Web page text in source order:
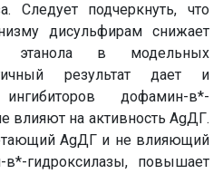
Следует подчеркнуть, что
дисульфирам снижает
этанола в модельных
результат дает и
дофамин-в*-
влияют на активность AgДГ.
AgДГ и не влияющий
гидроксилазы, повышает